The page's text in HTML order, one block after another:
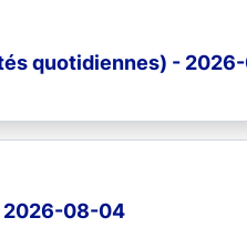
quotidiennes) -
2026-08-04